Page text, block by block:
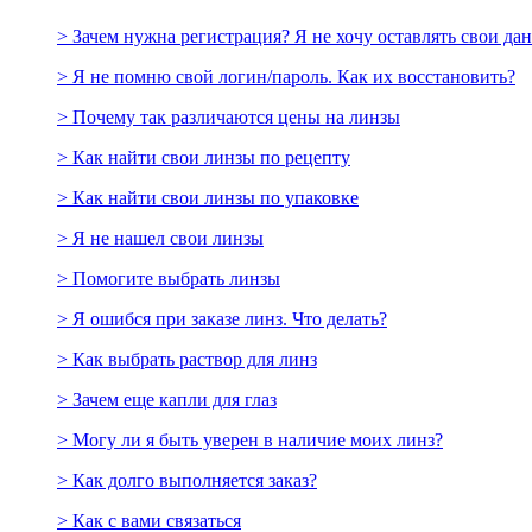
> Зачем нужна регистрация? Я не хочу оставлять свои
> Я не помню свой логин/пароль. Как их восстановить?
> Почему так различаются цены на линзы
> Как найти свои линзы по рецепту
> Как найти свои линзы по упаковке
> Я не нашел свои линзы
> Помогите выбрать линзы
> Я ошибся при заказе линз. Что делать?
> Как выбрать раствор для линз
> Зачем еще капли для глаз
> Могу ли я быть уверен в наличие моих линз?
> Как долго выполняется заказ?
> Как с вами связаться